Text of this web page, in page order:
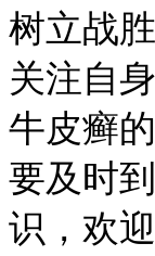
树立战
关注自
牛皮癣
要及时
识，欢